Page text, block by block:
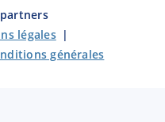
légales|
générales